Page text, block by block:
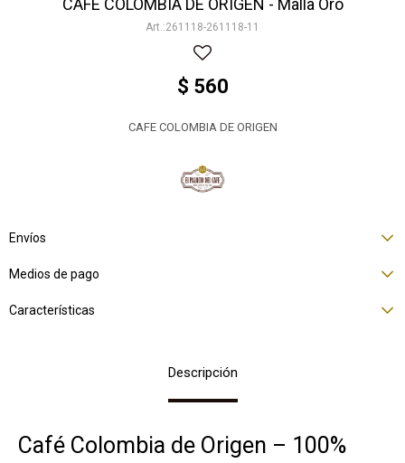
CAFE COLOMBIA DE ORIGEN - Malla Oro
261118-261118-11
$ 560
CAFE COLOMBIA DE ORIGEN
Envíos
Medios de pago
Características
Descripción
Café Colombia de Origen – 100%